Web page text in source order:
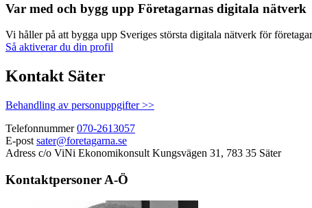
Var med och bygg upp Företagarnas digitala nätverk
Vi håller på att bygga upp Sveriges största digitala nätverk för
Så aktiverar du din profil
Kontakt Säter
Behandling av personuppgifter >>
Telefonnummer 070-2613057
E-post sater@foretagarna.se
Adress c/o ViNi Ekonomikonsult Kungsvägen 31, 783 35 Säter
Kontaktpersoner A-Ö